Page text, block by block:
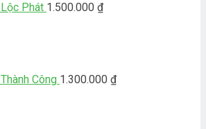
Lộc Phát 1.500.000 ₫
Thành Công 1.300.000 ₫